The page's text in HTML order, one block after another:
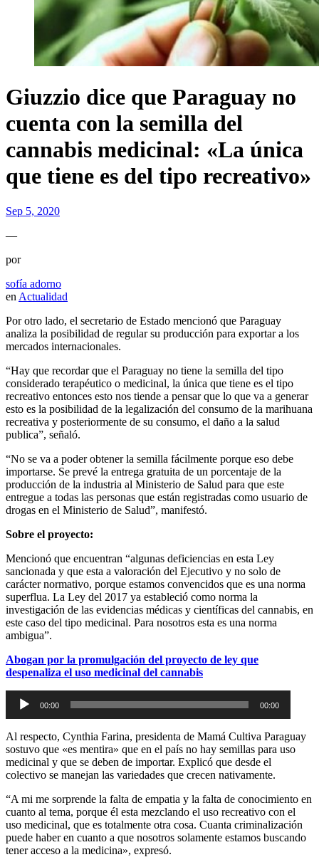
Giuzzio dice que Paraguay no
cuenta con la semilla del
cannabis medicinal: «La única
que tiene es del tipo recreativo»
Sep 5, 2020
—
por
sofía adorno
en Actualidad
Por otro lado, el secretario de Estado mencionó que Paraguay
analiza la posibilidad de regular su producción para exportar a los
mercados internacionales.
“Hay que recordar que el Paraguay no tiene la semilla del tipo
considerado terapéutico o medicinal, la única que tiene es el tipo
recreativo entonces esto nos tiende a pensar que lo que va a generar
esto es la posibilidad de la legalización del consumo de la marihuana
recreativa y posteriormente de su consumo, el daño a la salud
publica”, señaló.
“No se va a poder obtener la semilla fácilmente porque eso debe
importarse. Se prevé la entrega gratuita de un porcentaje de la
producción de la industria al Ministerio de Salud para que este
entregue a todas las personas que están registradas como usuario de
drogas en el Ministerio de Salud”, manifestó.
Sobre el proyecto:
Mencionó que encuentran “algunas deficiencias en esta Ley
sancionada y que esta a valoración del Ejecutivo y no solo de
carácter normativo, porque estamos convencidos que es una norma
superflua. La Ley del 2017 ya estableció como norma la
investigación de las evidencias médicas y científicas del cannabis, en
este caso del tipo medicinal. Para nosotros esta es una norma
ambigua”.
Abogan por la promulgación del proyecto de ley que
despenaliza el uso medicinal del cannabis
Audio
Player
00:00 00:00
Al respecto, Cynthia Farina, presidenta de Mamá Cultiva Paraguay
sostuvo que «es mentira» que en el país no hay semillas para uso
medicinal y que se deben de importar. Explicó que desde el
colectivo se manejan las variedades que crecen nativamente.
“A mi me sorprende la falta de empatia y la falta de conocimiento en
cuanto al tema, porque él esta mezclando el uso recreativo con el
uso medicinal, que es totalmente otra cosa. Cuanta criminalización
puede haber en cuanto a que nosotros solamente estamos buscando
tener acceso a la medicina», expresó.